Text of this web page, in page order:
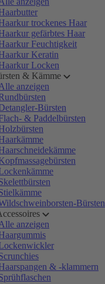
trockenes Haar
gefärbtes Haar
Feuchtigkeit
Keratin
Locken
& Kämme
anzeigen
Bürsten
& Paddelbürsten
Bürsten
anzeigen
& -klammern